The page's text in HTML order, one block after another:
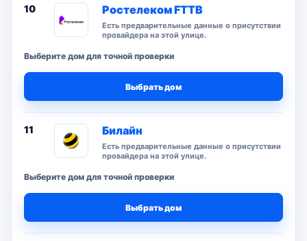
10 Ростелеком FTTB
Есть предварительные данные о присутствии
провайдера на этой улице.
Выберите дом для точной проверки
Выбрать дом
11 Билайн
Есть предварительные данные о присутствии
провайдера на этой улице.
Выберите дом для точной проверки
Выбрать дом